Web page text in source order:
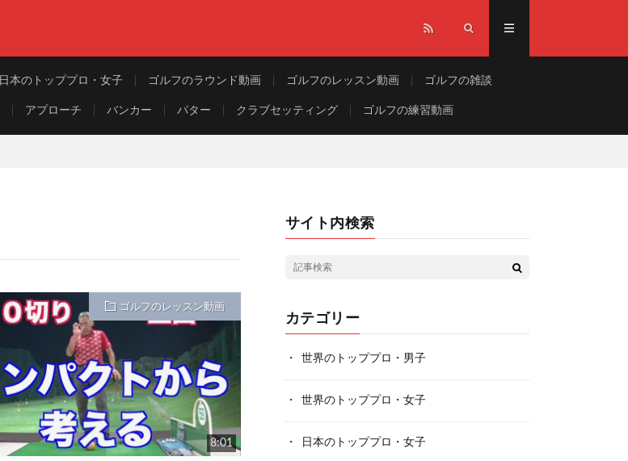
日本のトッププロ・女子 ゴルフのラウンド動画 ゴルフのレッスン動画 ゴルフの雑談
アプローチ バンカー パター クラブセッティング ゴルフの練習動画
ゴルフのレッスン動画
8:01
サイト内検索
カテゴリー
世界のトッププロ・男子
世界のトッププロ・女子
日本のトッププロ・女子